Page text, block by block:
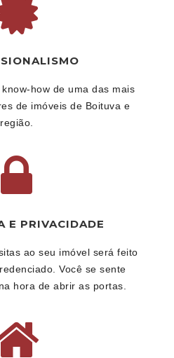
how de uma das mais
de imóveis de Boituva e
região.
E PRIVACIDADE
ao seu imóvel será feito
Você se sente
hora de abrir as portas.